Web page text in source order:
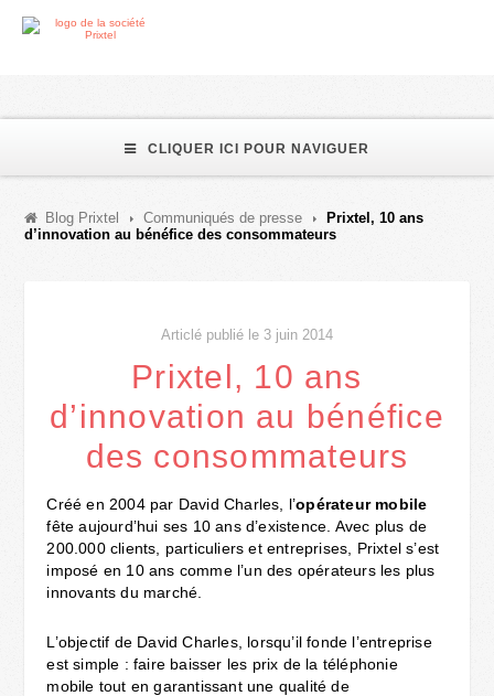
CLIQUER ICI POUR NAVIGUER
Blog Prixtel Communiqués de presse
Prixtel, 10 ans
d’innovation au bénéfice des consommateurs
Articlé publié le 3 juin 2014
Prixtel, 10 ans
d’innovation au bénéfice
des consommateurs
Créé en 2004 par David Charles, l’opérateur mobile
fête aujourd’hui ses 10 ans d’existence. Avec plus de
200.000 clients, particuliers et entreprises, Prixtel s’est
imposé en 10 ans comme l’un des opérateurs les plus
innovants du marché.
L’objectif de David Charles, lorsqu’il fonde l’entreprise
est simple : faire baisser les prix de la téléphonie
mobile tout en garantissant une qualité de